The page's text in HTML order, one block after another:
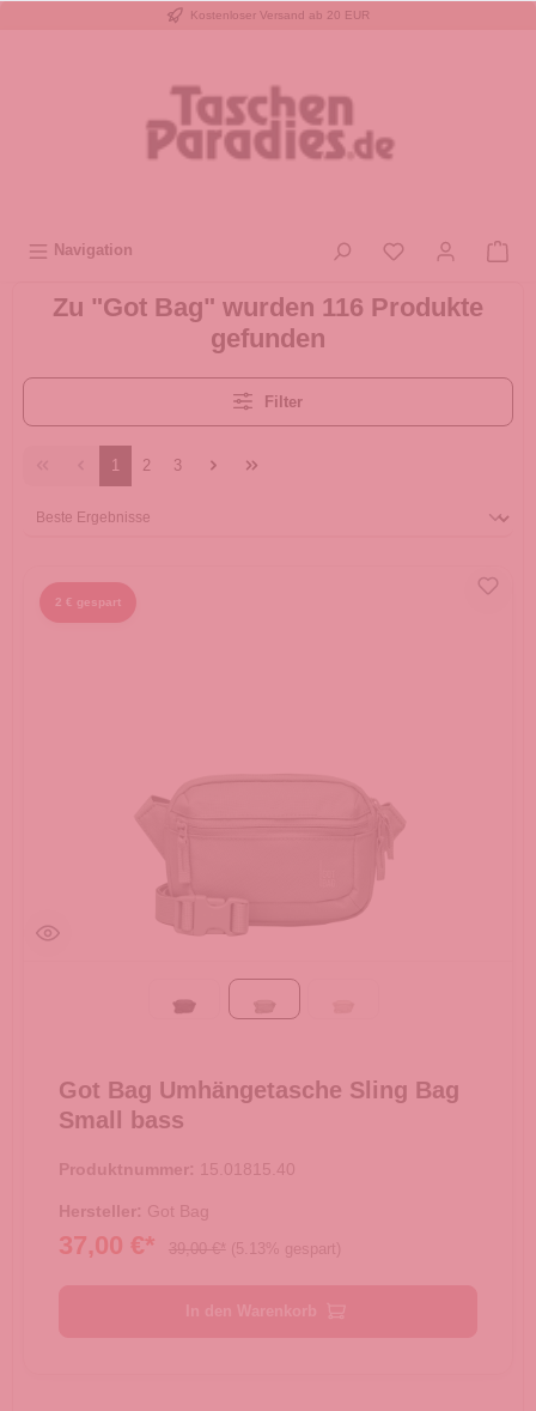
Kostenloser Versand ab 20 EUR
Navigation
Zu "Got Bag" wurden 116 Produkte
gefunden
Filter
1 2 3
2 € gespart
Black bass
Got Bag Umhängetasche Sling Bag
Small bass
Produktnummer: 15.01815.40
Hersteller: Got Bag
37,00 €* 39,00 €* (5.13% gespart)